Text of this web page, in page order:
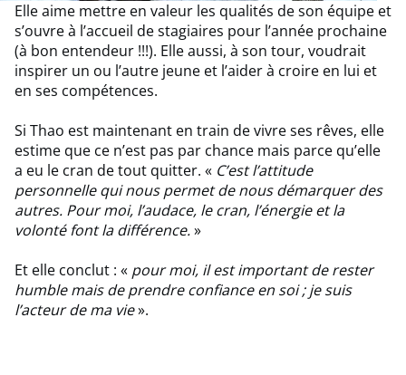
Elle aime mettre en valeur les qualités de son équipe et
s’ouvre à l’accueil de stagiaires pour l’année prochaine
(à bon entendeur !!!). Elle aussi, à son tour, voudrait
inspirer un ou l’autre jeune et l’aider à croire en lui et
en ses compétences.
Si Thao est maintenant en train de vivre ses rêves, elle
estime que ce n’est pas par chance mais parce qu’elle
a eu le cran de tout quitter. « C’est l’attitude
personnelle qui nous permet de nous démarquer des
autres. Pour moi, l’audace, le cran, l’énergie et la
volonté font la différence.»
Et elle conclut : « pour moi, il est important de rester
humble mais de prendre confiance en soi ; je suis
l’acteur de ma vie».